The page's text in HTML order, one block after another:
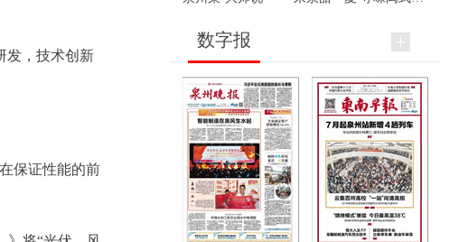
发，技术创新
保证性能的前
数字报